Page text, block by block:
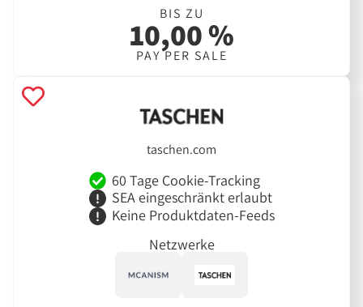
BIS ZU
10,00 %
PAY PER SALE
taschen.com
60 Tage Cookie-Tracking
SEA eingeschränkt erlaubt
Keine Produktdaten-Feeds
Netzwerke